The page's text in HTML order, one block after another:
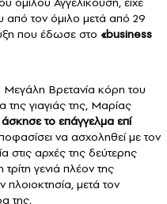
από τον όμιλο μετά από 29
που έδωσε στο «business
Μεγάλη Βρετανία κόρη του
της γιαγιάς της, Μαρίας
το επάγγελμα επί
να ασχοληθεί με τον
στις αρχές της δεύτερης
γενιά πλέον της
πλοιοκτησία, μετά τον
της.